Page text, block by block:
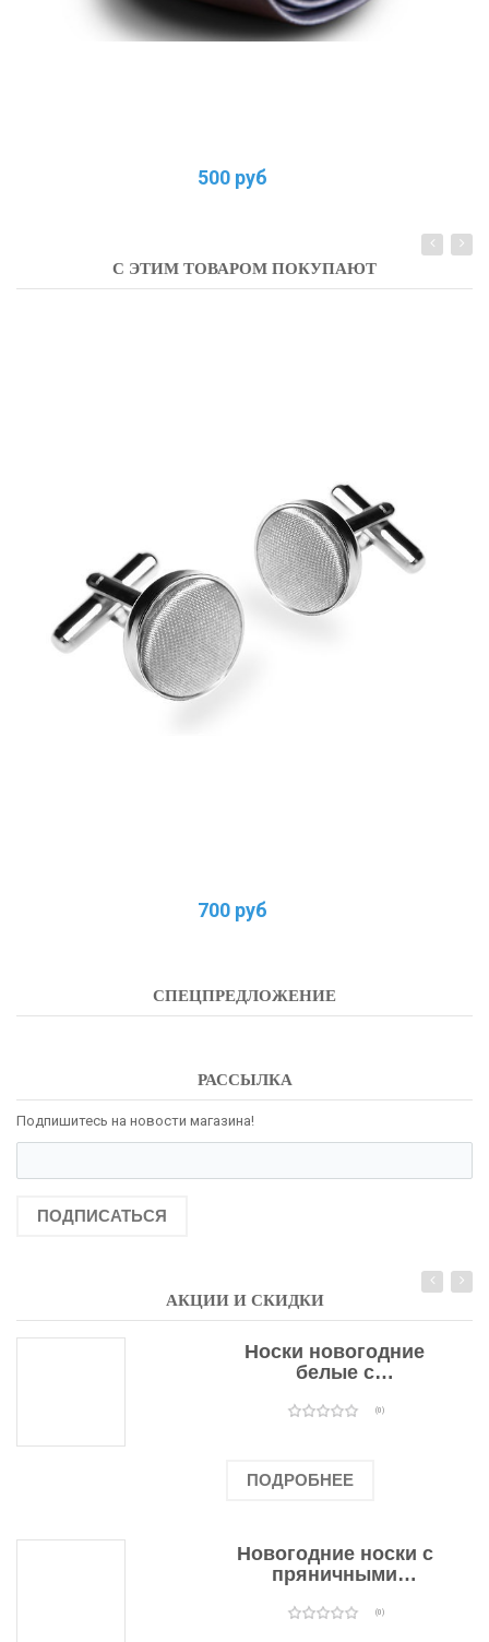
500 руб
С ЭТИМ ТОВАРОМ ПОКУПАЮТ
700 руб
СПЕЦПРЕДЛОЖЕНИЕ
РАССЫЛКА
Подпишитесь на новости магазина!
ПОДПИСАТЬСЯ
АКЦИИ И СКИДКИ
Носки новогодние
белые с
оленями(0)
ПОДРОБНЕЕ
Новогодние носки с
пряничными
(0)